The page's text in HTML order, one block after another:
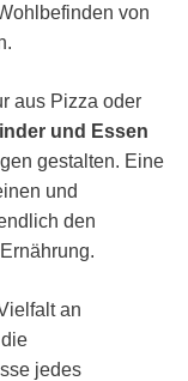
von
aus Pizza oder
und Essen
gestalten. Eine
und
den
an
jedes